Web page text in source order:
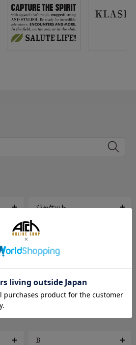
会員登録
ジャケット
ボトムス
バッグ
アクセサリー
ヴィンテージ
B